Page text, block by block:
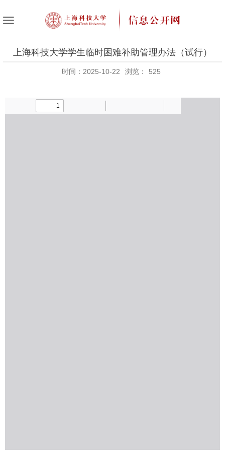
上海科技大学学生临时困难补助管理办法（试行）
时间：2025-10-22 浏览： 525